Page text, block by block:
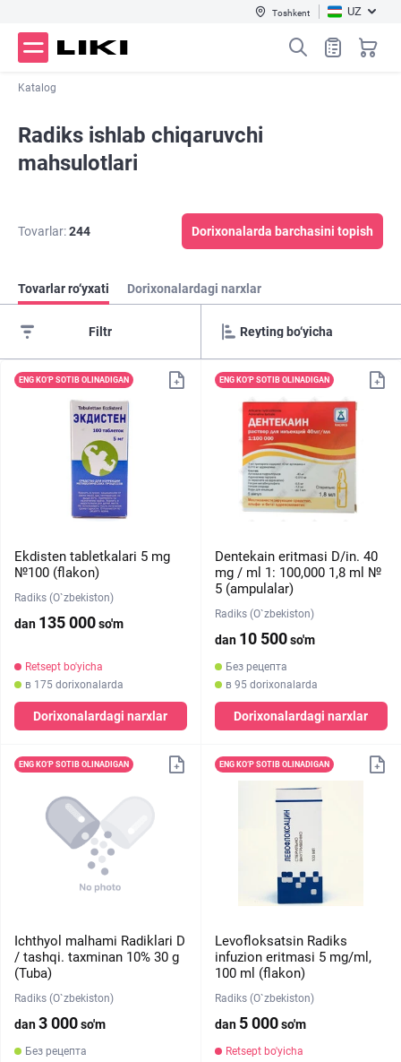
Toshkent UZ
Katalog
Radiks ishlab chiqaruvchi
mahsulotlari
Tovarlar:244 Dorixonalarda barchasini topish
Tovarlar ro‘yxati Dorixonalardagi narxlar
Filtr
ENG KO‘P SOTIB OLINADIGAN
Ekdisten tabletkalari 5 mg
№100 (flakon)
Radiks (O`zbekiston)
dan 135 000so'm
Retsept bo'yicha
в 175 dorixonalarda
Dorixonalardagi narxlar
ENG KO‘P SOTIB OLINADIGAN
Dentekain eritmasi D/in. 40
mg / ml 1: 100,000 1,8 ml №
5 (ampulalar)
Radiks (O`zbekiston)
dan 10 500so'm
Без рецепта
в 95 dorixonalarda
Dorixonalardagi narxlar
ENG KO‘P SOTIB OLINADIGAN
Ichthyol malhami Radiklari D
/ tashqi. taxminan 10% 30 g
(Tuba)
Radiks (O`zbekiston)
dan3 000so'm
Без рецепта
ENG KO‘P SOTIB OLINADIGAN
Levofloksatsin Radiks
infuzion eritmasi 5 mg/ml,
100 ml (flakon)
Radiks (O`zbekiston)
dan 5 000so'm
Retsept bo'yicha